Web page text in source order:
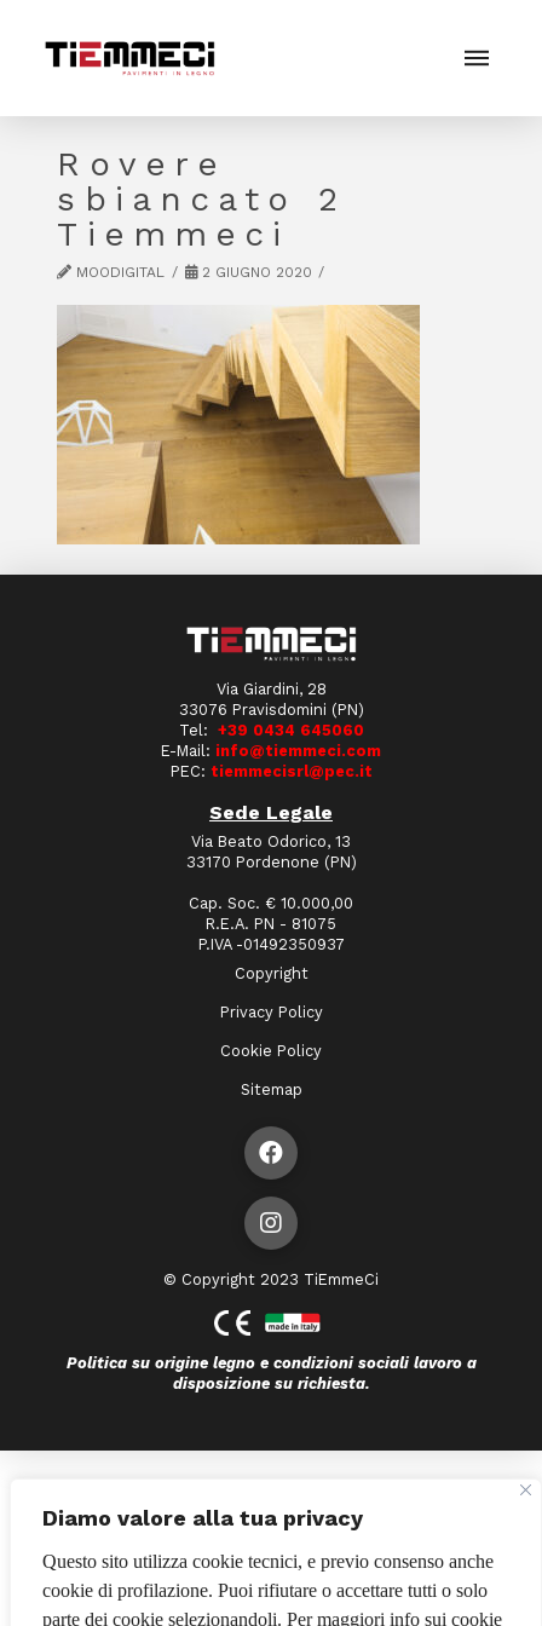
Diamo valore alla tua privacy
Questo sito utilizza cookie tecnici, e previo consenso anche
cookie di profilazione. Puoi rifiutare o accettare tutti o solo
parte dei cookie selezionandoli. Per maggiori info sui cookie
Rovere
sbiancato 2
Tiemmeci
MOODIGITAL 2 GIUGNO 2020
Via Giardini, 28
33076 Pravisdomini (PN)
Tel: +39 0434 645060
E-Mail: info@tiemmeci.com
PEC: tiemmecisrl@pec.it
Sede Legale
Via Beato Odorico, 13
33170 Pordenone (PN)
Cap. Soc. € 10.000,00
R.E.A. PN - 81075
P.IVA -01492350937
Copyright
Privacy Policy
Cookie Policy
Sitemap
© Copyright 2023 TiEmmeCi
Politica su origine legno e condizioni sociali lavoro a
disposizione su richiesta.